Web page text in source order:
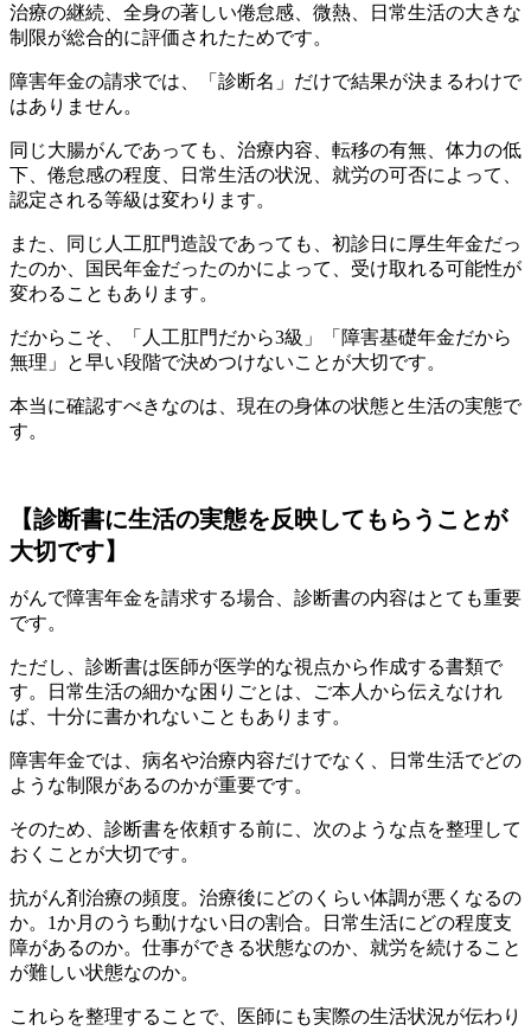
治療の継続、全身の著しい倦怠感、微熱、日常生活の大きな
制限が総合的に評価されたためです。
障害年金の請求では、「診断名」だけで結果が決まるわけで
はありません。
同じ大腸がんであっても、治療内容、転移の有無、体力の低
下、倦怠感の程度、日常生活の状況、就労の可否によって、
認定される等級は変わります。
また、同じ人工肛門造設であっても、初診日に厚生年金だっ
たのか、国民年金だったのかによって、受け取れる可能性が
変わることもあります。
だからこそ、「人工肛門だから3級」「障害基礎年金だから
無理」と早い段階で決めつけないことが大切です。
本当に確認すべきなのは、現在の身体の状態と生活の実態で
す。
【診断書に生活の実態を反映してもらうことが
大切です】
がんで障害年金を請求する場合、診断書の内容はとても重要
です。
ただし、診断書は医師が医学的な視点から作成する書類で
す。日常生活の細かな困りごとは、ご本人から伝えなけれ
ば、十分に書かれないこともあります。
障害年金では、病名や治療内容だけでなく、日常生活でどの
ような制限があるのかが重要です。
そのため、診断書を依頼する前に、次のような点を整理して
おくことが大切です。
抗がん剤治療の頻度。治療後にどのくらい体調が悪くなるの
か。1か月のうち動けない日の割合。日常生活にどの程度支
障があるのか。仕事ができる状態なのか、就労を続けること
が難しい状態なのか。
これらを整理することで、医師にも実際の生活状況が伝わり